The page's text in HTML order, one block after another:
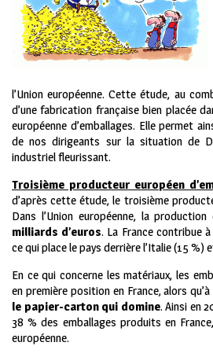
l’Union européenne. Cette étude, au
d’une fabrication française bien placée
européenne d’emballages. Elle permet
de nos dirigeants sur la situation de
industriel fleurissant.
Troisième producteur européen
d’après cette étude, le troisième
Dans l’Union européenne, la
milliards d’euros. La France contribue
ce qui place le pays derrière l’Italie (15 %)
En ce qui concerne les matériaux, les
en première position en France, alors qu’à
le papier-carton qui domine. Ainsi en
38 % des emballages produits en
européenne.